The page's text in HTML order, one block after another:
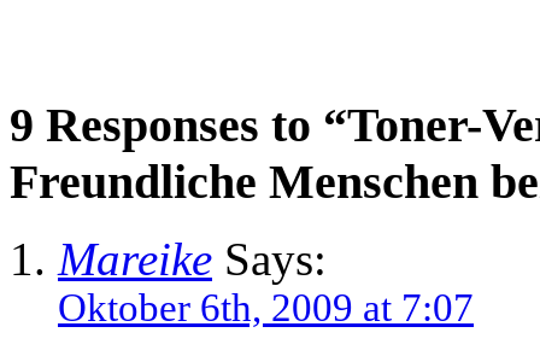
9 Responses to “Toner-
Freundliche Menschen
Mareike Says:
Oktober 6th, 2009 at 7:07